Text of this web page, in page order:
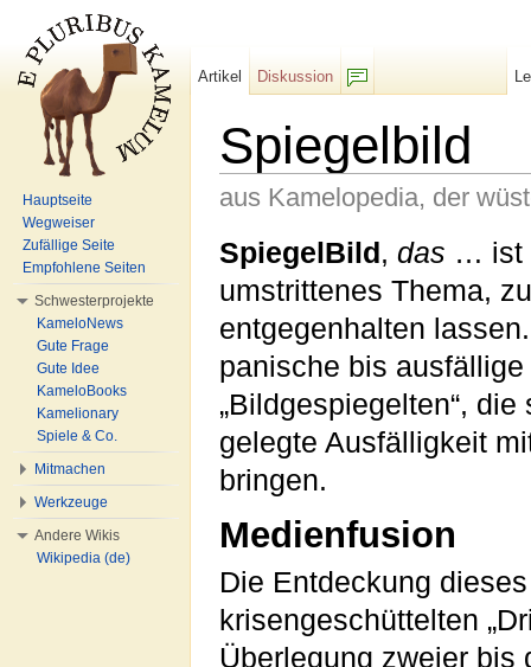
Spiegelbild
aus Kamelopedia, der
SpiegelBild, das … ist
umstrittenes Thema,
entgegenhalten
panische bis ausfällige
„Bildgespiegelten“,
gelegte Ausfälligkeit
bringen.
Medienfusion
Die Entdeckung
krisengeschüttelten
Überlegung zweier bis
Artikel
Diskussion
Hauptseite
Wegweiser
Zufällige Seite
Empfohlene Seiten
Schwesterprojekte
KameloNews
Gute Frage
Gute Idee
KameloBooks
Kamelionary
Spiele & Co.
Mitmachen
Werkzeuge
Andere Wikis
Wikipedia (de)